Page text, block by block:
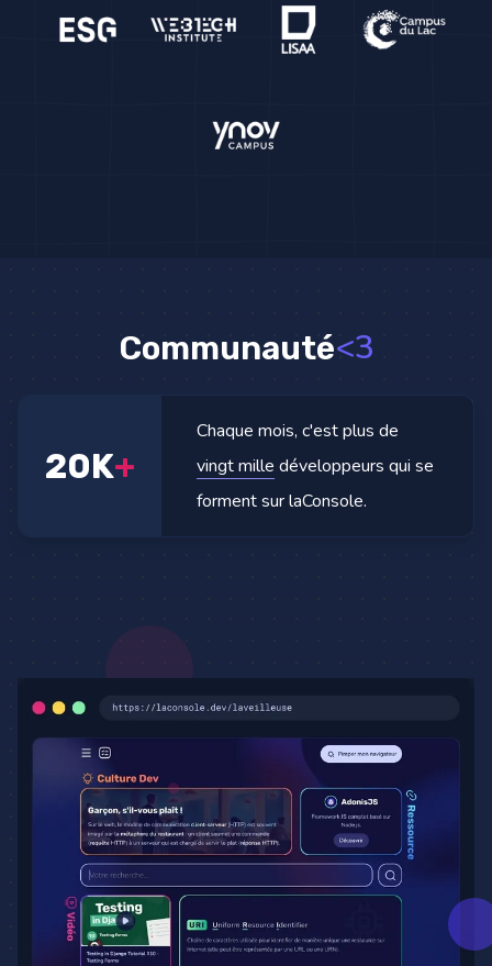
Communauté<3
20K+
Chaque mois, c'est plus de
vingt mille développeurs qui se
forment sur laConsole.